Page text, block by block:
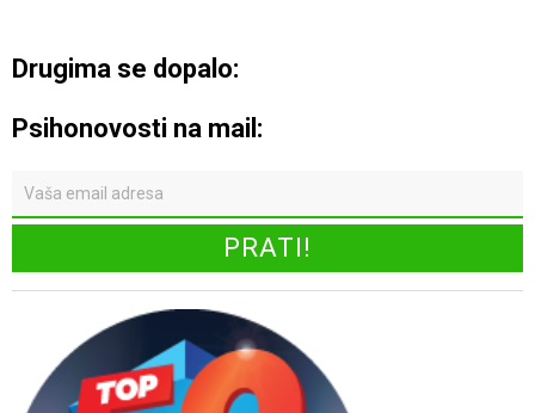
Drugima se dopalo:
Psihonovosti na mail: